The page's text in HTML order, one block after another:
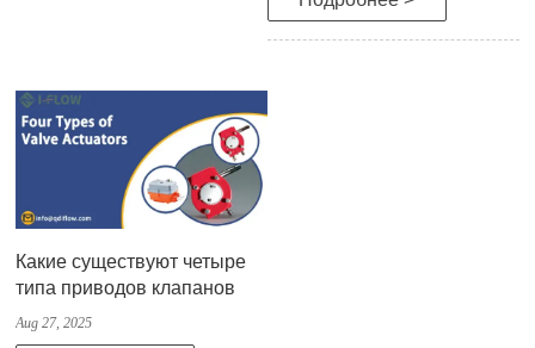
Какие существуют четыре
типа приводов клапанов
Aug 27, 2025